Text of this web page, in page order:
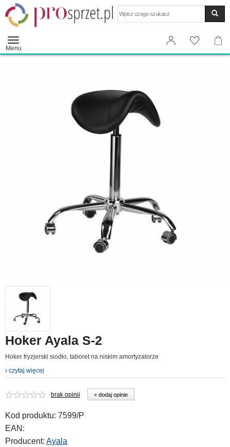
Menu
Hoker Ayala S-2
Hoker fryzjerski siodło, taboret na niskim amortyzatorze
czytaj więcej
brak opinii + dodaj opinie
Kod produktu: 7599/P
EAN:
Producent: Ayala